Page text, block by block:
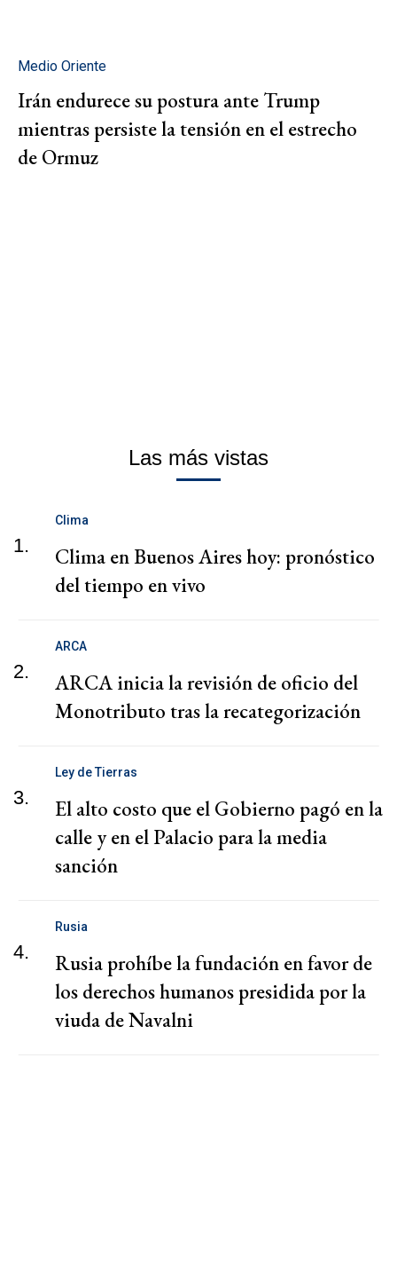
Medio Oriente
Irán endurece su postura ante Trump
mientras persiste la tensión en el estrecho
de Ormuz
Las más vistas
1.
Clima
Clima en Buenos Aires hoy: pronóstico
del tiempo en vivo
2.
ARCA
ARCA inicia la revisión de oficio del
Monotributo tras la recategorización
3.
Ley de Tierras
El alto costo que el Gobierno pagó en la
calle y en el Palacio para la media
sanción
4.
Rusia
Rusia prohíbe la fundación en favor de
los derechos humanos presidida por la
viuda de Navalni